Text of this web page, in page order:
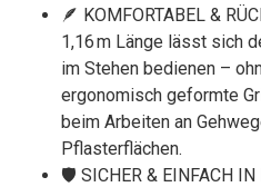
🪶 KOMFORTABEL &
1,16 m Länge lässt sich
im Stehen bedienen –
ergonomisch geformte
beim Arbeiten an
Pflasterflächen.
🛡️ SICHER & EINFACH IN